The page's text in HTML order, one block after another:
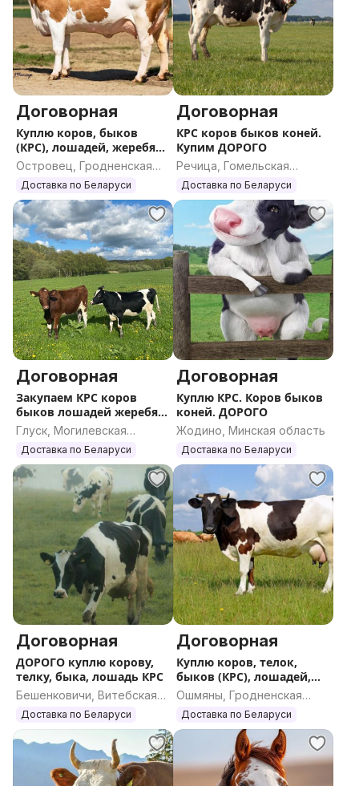
Договорная
Куплю коров, быков
(КРС), лошадей, жеребят.
ДОРОГО
Островец, Гродненская
область
Доставка по Беларуси
Договорная
КРС коров быков коней.
Купим ДОРОГО
Речица, Гомельская
область
Доставка по Беларуси
Договорная
Закупаем КРС коров
быков лошадей жеребят.
ДОРОГО
Глуск, Могилевская
область
Доставка по Беларуси
Договорная
Куплю КРС. Коров быков
коней. ДОРОГО
Жодино, Минская область
Доставка по Беларуси
Договорная
ДОРОГО куплю корову,
телку, быка, лошадь КРС
Бешенковичи, Витебская
область
Доставка по Беларуси
Договорная
Куплю коров, телок,
быков (КРС), лошадей,
жеребят
Ошмяны, Гродненская
область
Доставка по Беларуси